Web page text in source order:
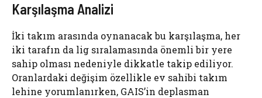
Karşılaşma Analizi
İki takım arasında oynanacak bu karşılaşma, her
iki tarafın da lig sıralamasında önemli bir yere
sahip olması nedeniyle dikkatle takip ediliyor.
Oranlardaki değişim özellikle ev sahibi takım
lehine yorumlanırken, GAIS’in deplasman